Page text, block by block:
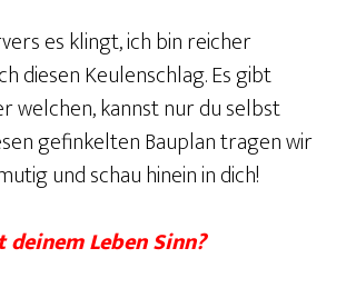
es klingt, ich bin reicher
diesen Keulenschlag. Es gibt
welchen, kannst nur du selbst
gefinkelten Bauplan tragen wir
und schau hinein in dich!
deinem Leben Sinn?